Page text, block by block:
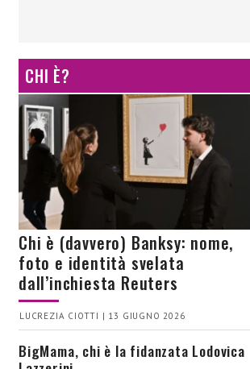
CHI È?
Chi è (davvero) Banksy: nome,
foto e identità svelata
dall’inchiesta Reuters
LUCREZIA CIOTTI | 13 GIUGNO 2026
BigMama, chi è la fidanzata Lodovica